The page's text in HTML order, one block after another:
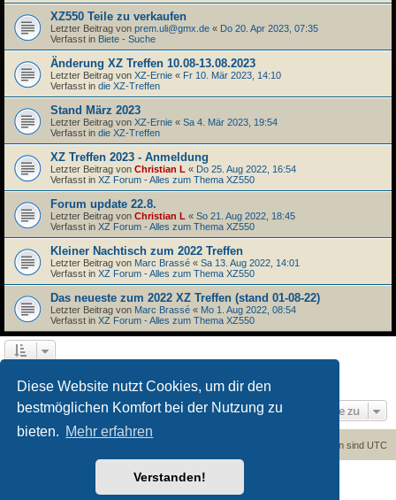
Diese Website nutzt Cookies, um dir den
bestmöglichen Komfort bei der Nutzung zu
bieten. Mehr erfahren
Verstanden!
XZ550 Teile zu verkaufen
Letzter Beitrag von prem.uli@gmx.de « Do 20. Apr 2023, 07:35
Verfasst in Biete - Suche
Änderung XZ Treffen 10.08-13.08.2023
Letzter Beitrag von XZ-Ernie « Fr 10. Mär 2023, 14:10
Verfasst in die XZ-Treffen
Stand März 2023
Letzter Beitrag von XZ-Ernie « Sa 4. Mär 2023, 19:54
Verfasst in die XZ-Treffen
XZ Treffen 2023 - Anmeldung
Letzter Beitrag von Christian L « Do 25. Aug 2022, 16:54
Verfasst in XZ Forum - Alles zum Thema XZ550
Forum update 22.8.
Letzter Beitrag von Christian L « So 21. Aug 2022, 18:45
Verfasst in XZ Forum - Alles zum Thema XZ550
Kleiner Nachtisch zum 2022 Treffen
Letzter Beitrag von Marc Brassé « Sa 13. Aug 2022, 14:01
Verfasst in XZ Forum - Alles zum Thema XZ550
Das neueste zum 2022 XZ Treffen (stand 01-08-22)
Letzter Beitrag von Marc Brassé « Mo 1. Aug 2022, 08:54
Verfasst in XZ Forum - Alles zum Thema XZ550
Gehe zu
Alle Zeiten sind UTC
Powered byphpBB® Forum Software © phpBB Limited
phpBB.de